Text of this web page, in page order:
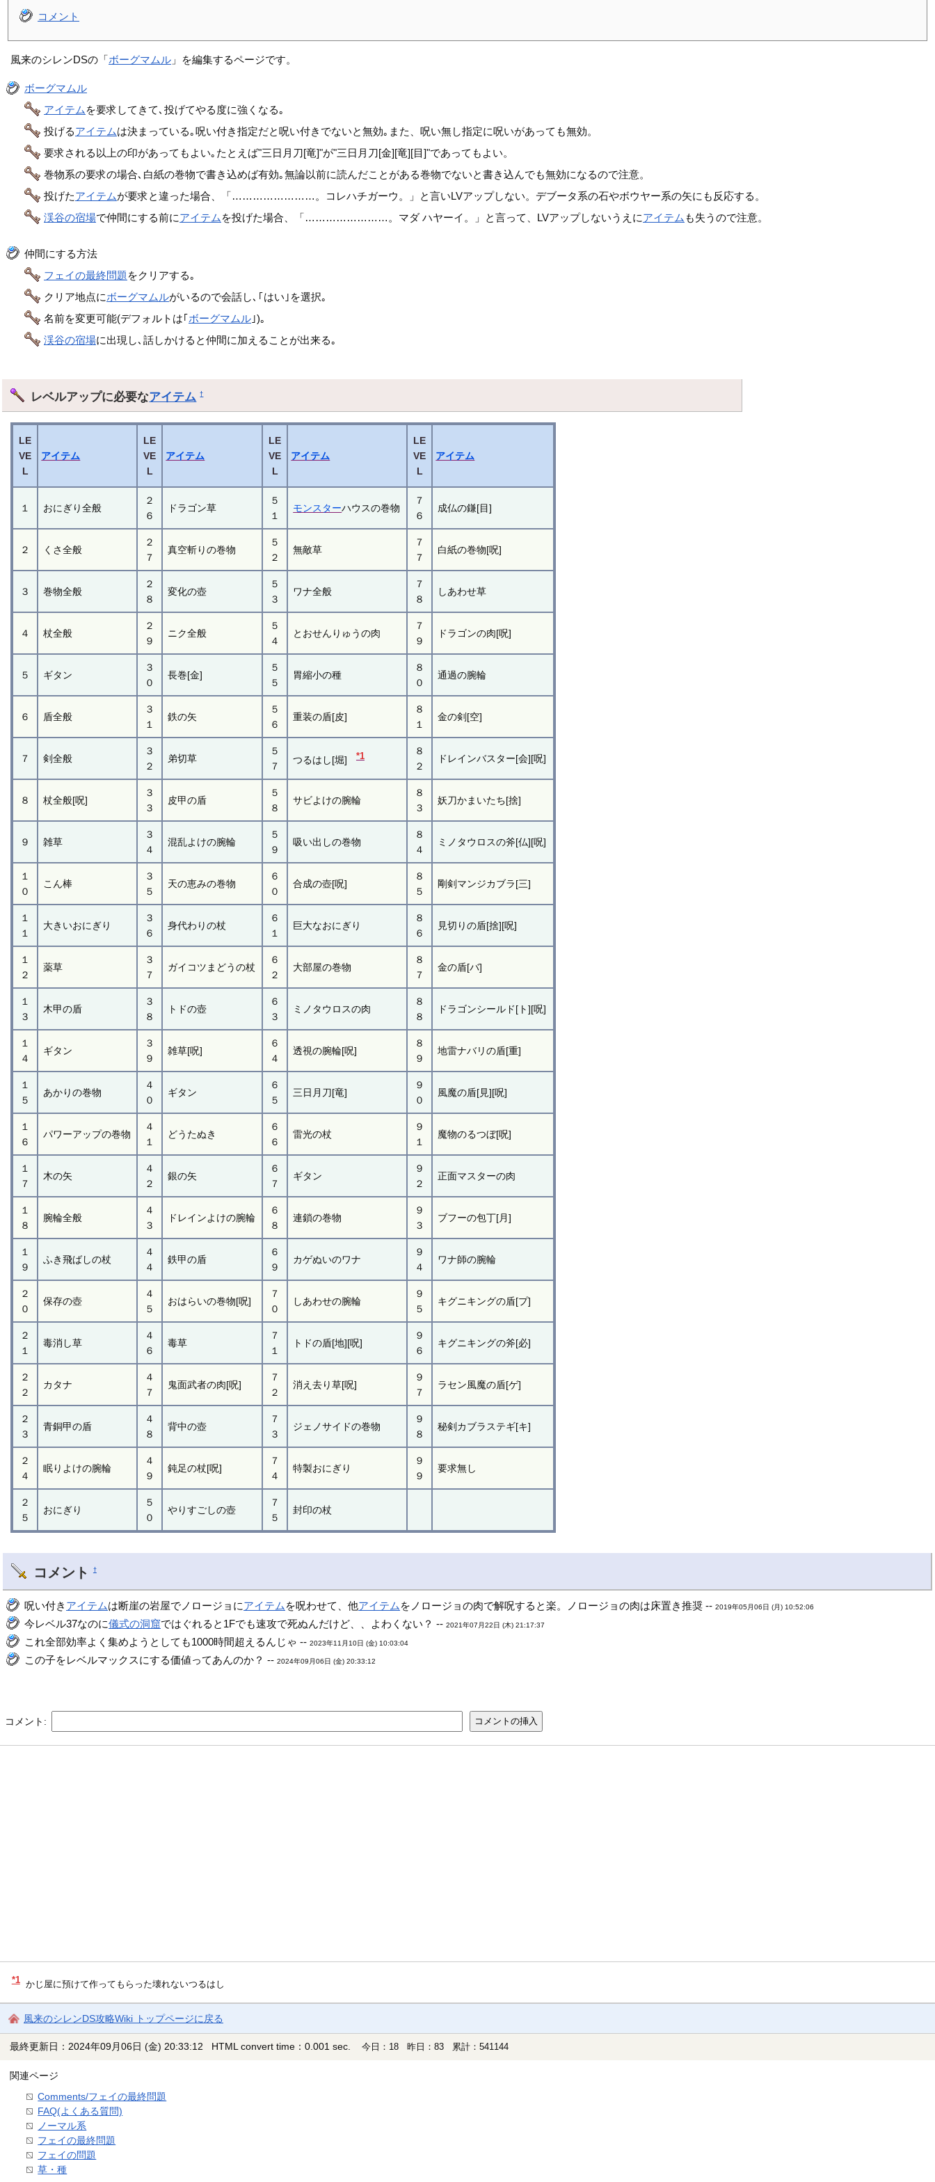
コメント
風来のシレンDSの「ボーグマムル 」を編集するページです。
ボーグマムル
アイテム を要求してきて､投げてやる度に強くなる｡
投げるアイテムは決まっている｡呪い付き指定だと呪い付きでないと無効｡また、呪い無し指定に呪いがあっても無効。
要求される以上の印があってもよい｡たとえば"三日月刀[竜]"が"三日月刀[金][竜][目]"であってもよい。
巻物系の要求の場合､白紙の巻物で書き込めば有効｡無論以前に読んだことがある巻物でないと書き込んでも無効になるので注意。
投げたアイテムが要求と違った場合、「……………………。コレハチガーウ。」と言いLVアップしない。デブータ系の石やボウヤー系の矢にも反応する。
渓谷の宿場で仲間にする前にアイテム を投げた場合、「……………………。マダ ハヤーイ。」と言って、LVアップしないうえにアイテム も失うので注意。
仲間にする方法
フェイの最終問題 をクリアする｡
クリア地点にボーグマムルがいるので会話し､｢はい｣を選択｡
名前を変更可能(デフォルトは｢ボーグマムル ｣)｡
渓谷の宿場に出現し､話しかけると仲間に加えることが出来る｡
レベルアップに必要なアイテム †
LE
VE
L
アイテム
LE
VE
L
アイテム
LE
VE
L
アイテム
LE
VE
L
アイテム
１ おにぎり全般
２
６
ドラゴン草
５
１
モンスターハウスの巻物
７
６
成仏の鎌[目]
２ くさ全般
２
７
真空斬りの巻物
５
２
無敵草
７
７
白紙の巻物[呪]
３ 巻物全般
２
８
変化の壺
５
３
ワナ全般
７
８
しあわせ草
４ 杖全般
２
９
ニク全般
５
４
とおせんりゅうの肉
７
９
ドラゴンの肉[呪]
５ ギタン
３
０
長巻[金]
５
５
胃縮小の種
８
０
通過の腕輪
６ 盾全般
３
１
鉄の矢
５
６
重装の盾[皮]
８
１
金の剣[空]
７ 剣全般
３
２
弟切草
５
７
つるはし[堀] *1
８
２
ドレインバスター[会][呪]
８ 杖全般[呪]
３
３
皮甲の盾
５
８
サビよけの腕輪
８
３
妖刀かまいたち[捨]
９ 雑草
３
４
混乱よけの腕輪
５
９
吸い出しの巻物
８
４
ミノタウロスの斧[仏][呪]
１
０
こん棒
３
５
天の恵みの巻物
６
０
合成の壺[呪]
８
５
剛剣マンジカブラ[三]
１
１
大きいおにぎり
３
６
身代わりの杖
６
１
巨大なおにぎり
８
６
見切りの盾[捨][呪]
１
２
薬草
３
７
ガイコツまどうの杖
６
２
大部屋の巻物
８
７
金の盾[バ]
１
３
木甲の盾
３
８
トドの壺
６
３
ミノタウロスの肉
８
８
ドラゴンシールド[ト][呪]
１
４
ギタン
３
９
雑草[呪]
６
４
透視の腕輪[呪]
８
９
地雷ナバリの盾[重]
１
５
あかりの巻物
４
０
ギタン
６
５
三日月刀[竜]
９
０
風魔の盾[見][呪]
１
６
パワーアップの巻物
４
１
どうたぬき
６
６
雷光の杖
９
１
魔物のるつぼ[呪]
１
７
木の矢
４
２
銀の矢
６
７
ギタン
９
２
正面マスターの肉
１
８
腕輪全般
４
３
ドレインよけの腕輪
６
８
連鎖の巻物
９
３
ブフーの包丁[月]
１
９
ふき飛ばしの杖
４
４
鉄甲の盾
６
９
カゲぬいのワナ
９
４
ワナ師の腕輪
２
０
保存の壺
４
５
おはらいの巻物[呪]
７
０
しあわせの腕輪
９
５
キグニキングの盾[プ]
２
１
毒消し草
４
６
毒草
７
１
トドの盾[地][呪]
９
６
キグニキングの斧[必]
２
２
カタナ
４
７
鬼面武者の肉[呪]
７
２
消え去り草[呪]
９
７
ラセン風魔の盾[ゲ]
２
３
青銅甲の盾
４
８
背中の壺
７
３
ジェノサイドの巻物
９
８
秘剣カブラステギ[キ]
２
４
眠りよけの腕輪
４
９
鈍足の杖[呪]
７
４
特製おにぎり
９
９
要求無し
２
５
おにぎり
５
０
やりすごしの壺
７
５
封印の杖
コメント †
呪い付き アイテムは断崖の岩屋でノロージョにアイテム を呪わせて、他アイテム をノロージョの肉で解呪すると楽。ノロージョの肉は床置き推奨 --2019年05月06日 (月) 10:52:06
今レベル37なのに儀式の洞窟ではぐれると1Fでも速攻で死ぬんだけど、、よわくない？ --2021年07月22日 (木) 21:17:37
これ全部効率よく集めようとしても1000時間超えるんじゃ --2023年11月10日 (金) 10:03:04
この子をレベルマックスにする価値ってあんのか？ --2024年09月06日 (金) 20:33:12
コメント:
*1 かじ屋に預けて作ってもらった壊れないつるはし
風来のシレンDS攻略Wiki トップページに戻る
最終更新日：2024年09月06日 (金) 20:33:12 HTML convert time：0.001 sec. 今日：18 昨日：83 累計：541144
関連ページ
Comments/フェイの最終問題
FAQ(よくある質問)
ノーマル系
フェイの最終問題
フェイの問題
草・種